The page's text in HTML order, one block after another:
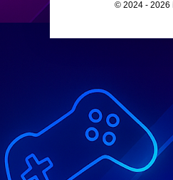
© 2024 - 2026